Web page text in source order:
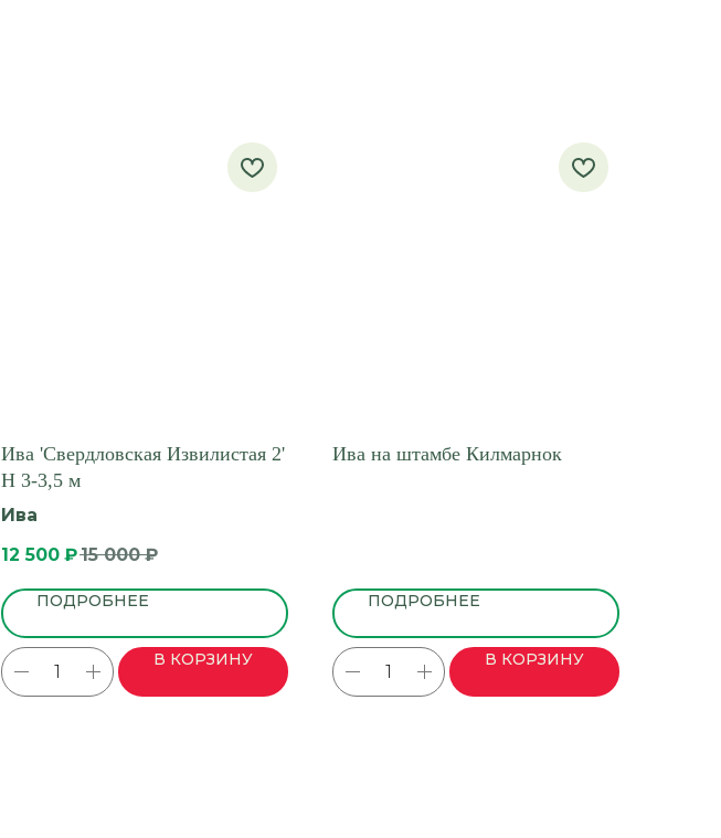
Ива 'Свердловская Извилистая 2'
H 3-3,5 м
Ива
12 500 ₽15 000 ₽
ПОДРОБНЕЕ
В КОРЗИНУ
Ива на штамбе Килмарнок
ПОДРОБНЕЕ
В КОРЗИНУ